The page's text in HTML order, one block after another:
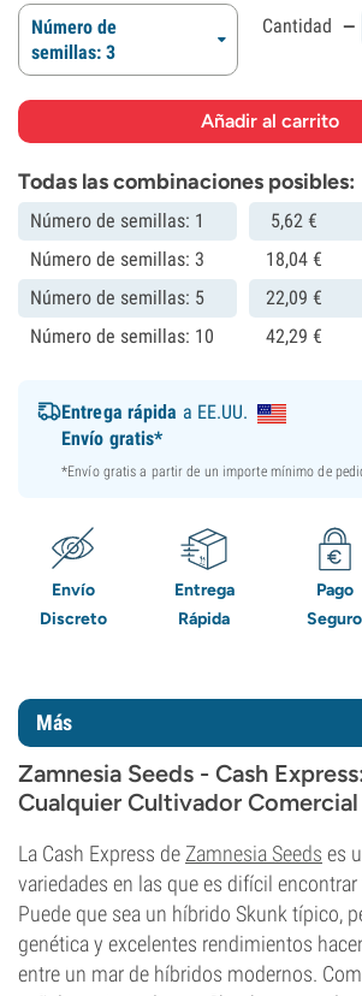
Número de
semillas: 3
Cantidad -
Todas las combinaciones posibles:
Número de semillas: 1 5,62 €
Número de semillas: 3 18,04 €
Número de semillas: 5 22,09 €
Número de semillas: 10 42,29 €
Entrega rápida a EE.UU.
Envío gratis*
*Envío gratis a partir de un importe mínimo de
Envío
Discreto
Entrega
Rápida
Pago
Seguro
Más
Zamnesia Seeds - Cash
Cualquier Cultivador Comercial
La Cash Express de Zamnesia Seeds es
variedades en las que es difícil
Puede que sea un híbrido Skunk típico,
genética y excelentes rendimientos
entre un mar de híbridos modernos.